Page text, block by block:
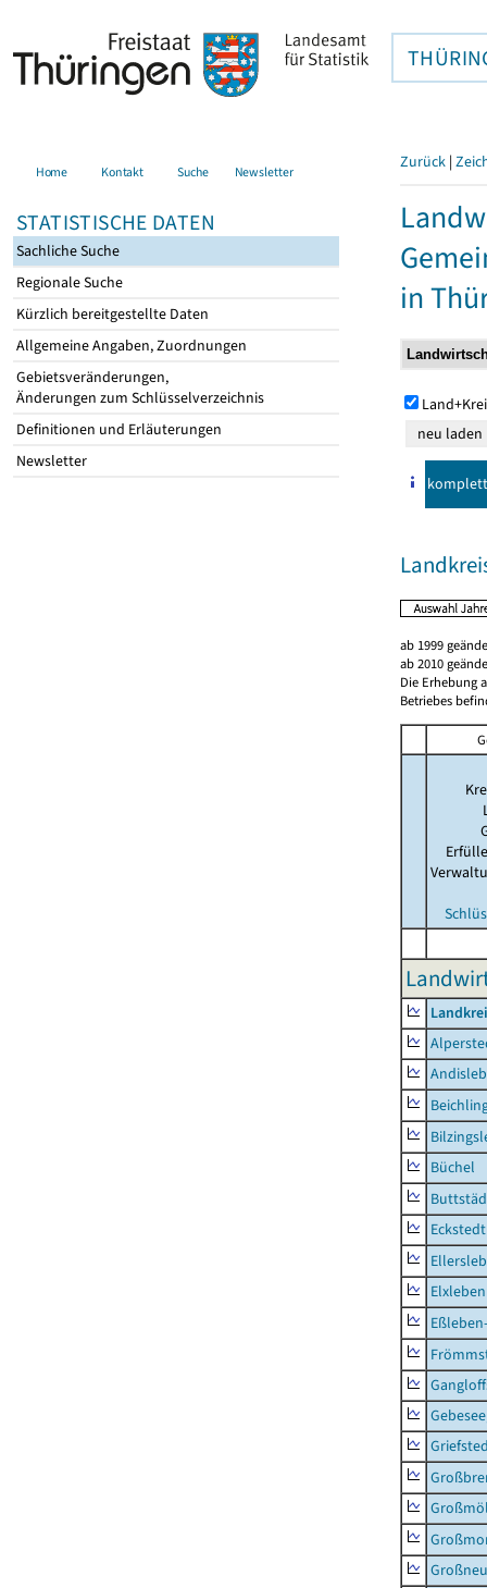
Home Kontakt Suche Newsletter
STATISTISCHE DATEN
Sachliche Suche
Regionale Suche
Kürzlich bereitgestellte Daten
Allgemeine Angaben, Zuordnungen
Gebietsveränderungen,
Änderungen zum Schlüsselverzeichnis
Definitionen und Erläuterungen
Newsletter
Zurück |
in
komplett
ab 1999
ab 2010
Die Erhebung
Betriebes
Büchel
Eckstedt
Elxleben